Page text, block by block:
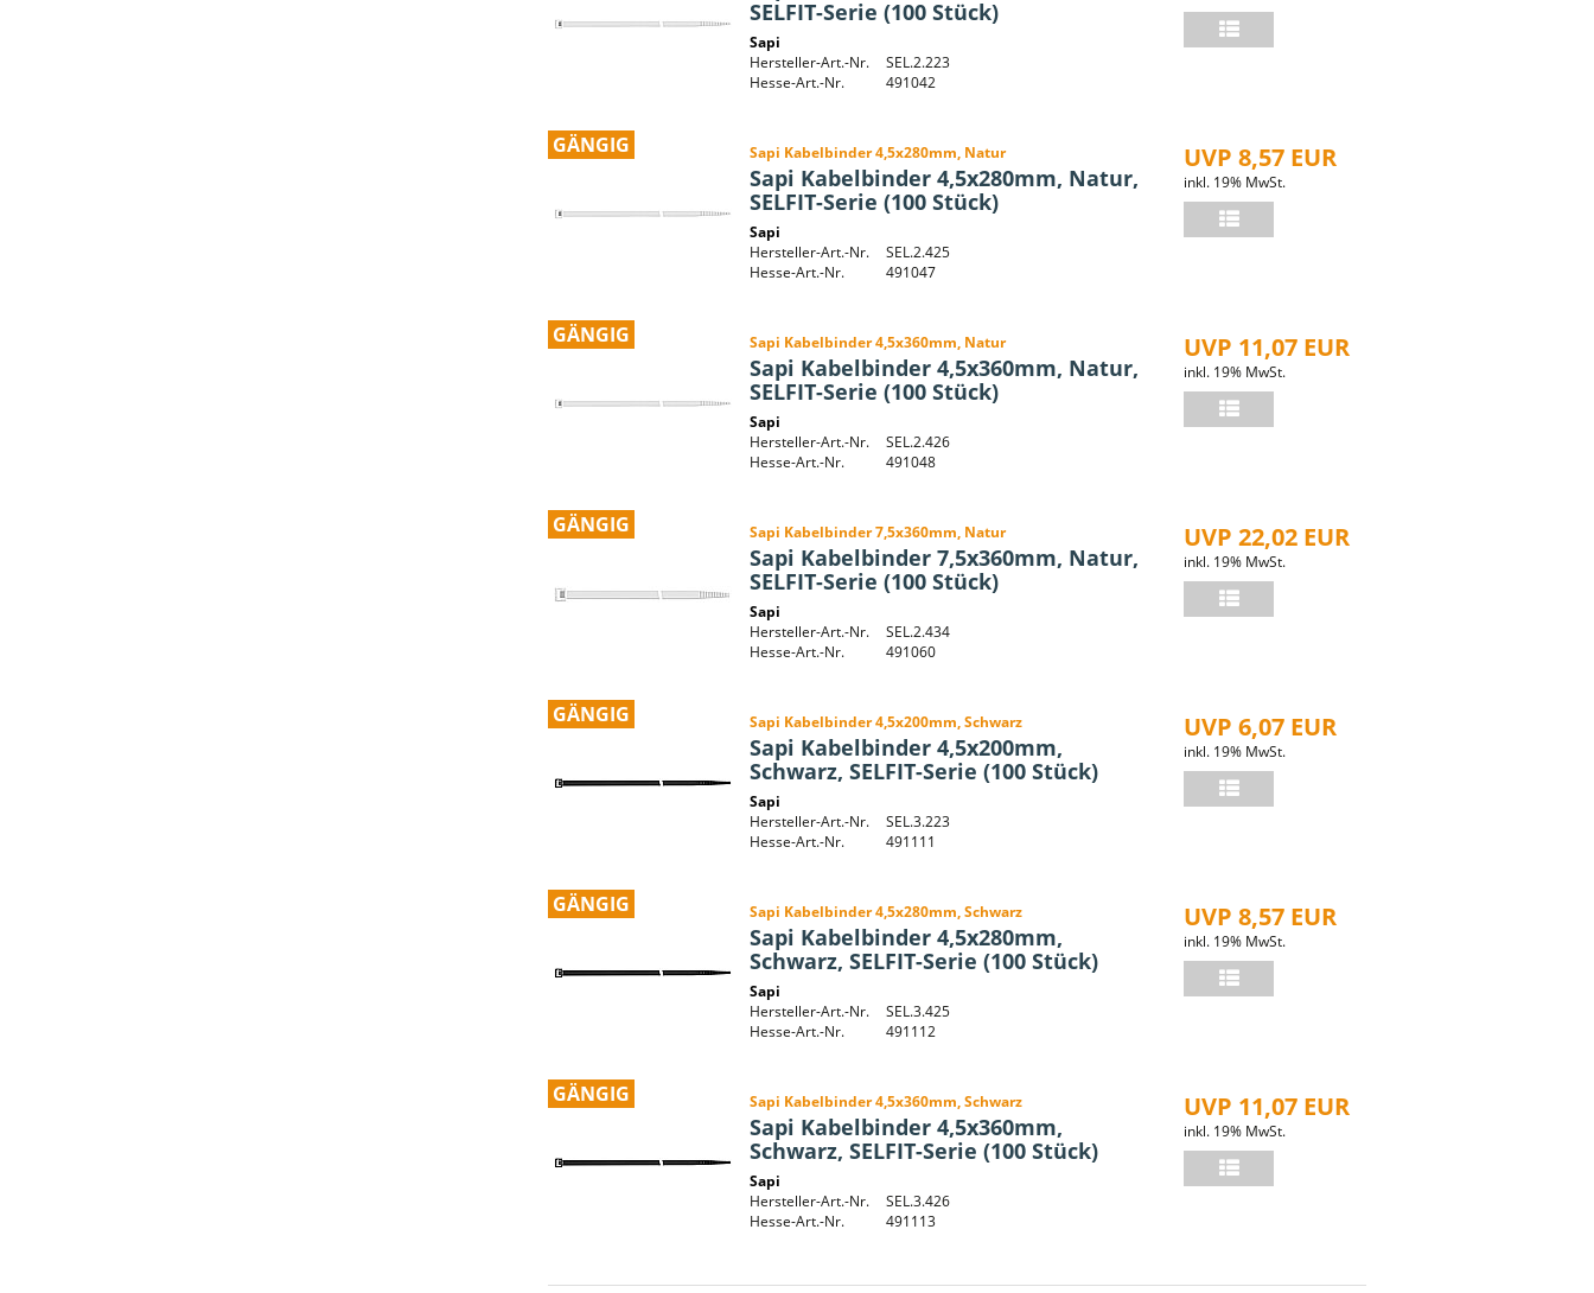
SELFIT-Serie (100 Stück)
Sapi
Hersteller-Art.-Nr.
SEL.2.223
Hesse-Art.-Nr.
491042
GÄNGIG Sapi Kabelbinder 4,5x280mm, Natur
Sapi Kabelbinder 4,5x280mm, Natur,
SELFIT-Serie (100 Stück)
Sapi
Hersteller-Art.-Nr.
SEL.2.425
Hesse-Art.-Nr.
491047
UVP 8,57 EUR
inkl. 19% MwSt.
GÄNGIG Sapi Kabelbinder 4,5x360mm, Natur
Sapi Kabelbinder 4,5x360mm, Natur,
SELFIT-Serie (100 Stück)
Sapi
Hersteller-Art.-Nr.
SEL.2.426
Hesse-Art.-Nr.
491048
UVP 11,07 EUR
inkl. 19% MwSt.
GÄNGIG Sapi Kabelbinder 7,5x360mm, Natur
Sapi Kabelbinder 7,5x360mm, Natur,
SELFIT-Serie (100 Stück)
Sapi
Hersteller-Art.-Nr.
SEL.2.434
Hesse-Art.-Nr.
491060
UVP 22,02 EUR
inkl. 19% MwSt.
GÄNGIG Sapi Kabelbinder 4,5x200mm, Schwarz
Sapi Kabelbinder 4,5x200mm,
Schwarz, SELFIT-Serie (100 Stück)
Sapi
Hersteller-Art.-Nr.
SEL.3.223
Hesse-Art.-Nr.
491111
UVP 6,07 EUR
inkl. 19% MwSt.
GÄNGIG Sapi Kabelbinder 4,5x280mm, Schwarz
Sapi Kabelbinder 4,5x280mm,
Schwarz, SELFIT-Serie (100 Stück)
Sapi
Hersteller-Art.-Nr.
SEL.3.425
Hesse-Art.-Nr.
491112
UVP 8,57 EUR
inkl. 19% MwSt.
GÄNGIG Sapi Kabelbinder 4,5x360mm, Schwarz
Sapi Kabelbinder 4,5x360mm,
Schwarz, SELFIT-Serie (100 Stück)
Sapi
Hersteller-Art.-Nr.
SEL.3.426
Hesse-Art.-Nr.
491113
UVP 11,07 EUR
inkl. 19% MwSt.